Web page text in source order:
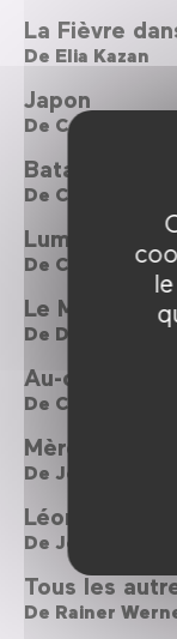
La Fièvre
De Elia Kazan
Japon
De Carlos
Bataille dans
De Carlos
Lumière
De Carlos
Le Moine
De Dominik Moll
Au-delà des
De Cristian
Mère Jeanne
De Jerzy
Léon Morin
De Jean-Pierre
Tous les
De Rainer